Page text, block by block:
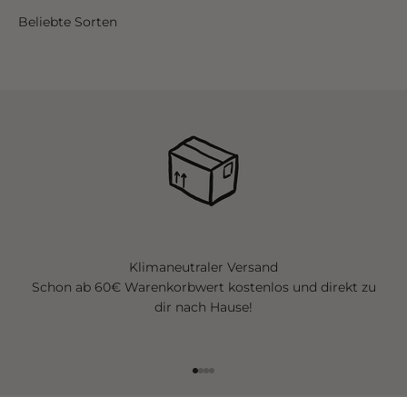
Beliebte Sorten
Klimaneutraler Versand
Schon ab 60€ Warenkorbwert kostenlos und direkt zu
dir nach Hause!